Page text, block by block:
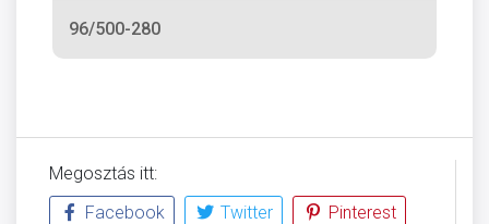
96/500-280
Megosztás itt:
Facebook
Twitter
Pinterest